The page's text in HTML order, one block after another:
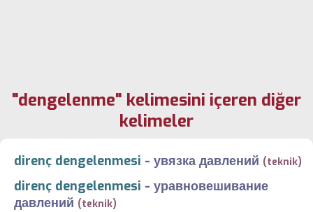
"dengelenme" kelimesini içeren diğer
kelimeler
direnç dengelenmesi - увязка давлений (teknik)
direnç dengelenmesi - уравновешивание
давлений (teknik)